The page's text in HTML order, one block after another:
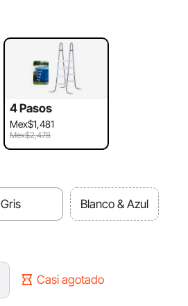
4 Pasos
Mex$1,481
Mex$2,478
Gris Blanco & Azul
Casi agotado